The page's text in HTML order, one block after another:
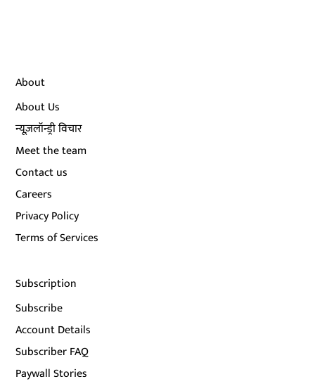
About
About Us
न्यूज़लॉन्ड्री विचार
Meet the team
Contact us
Careers
Privacy Policy
Terms of Services
Subscription
Subscribe
Account Details
Subscriber FAQ
Paywall Stories